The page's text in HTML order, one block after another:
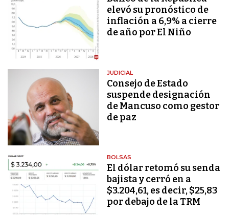
elevó su pronóstico de
inflación a 6,9% a cierre
de año por El Niño
JUDICIAL
Consejo de Estado
suspende designación
de Mancuso como gestor
de paz
BOLSAS
El dólar retomó su senda
bajista y cerró en a
$3.204,61, es decir, $25,83
por debajo de la TRM